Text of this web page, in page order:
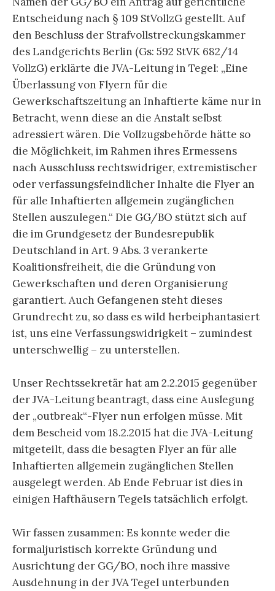
Entscheidung nach § 109 StVollzG gestellt. Auf
den Beschluss der Strafvollstreckungskammer
des Landgerichts Berlin (Gs: 592 StVK 682/14
VollzG) erklärte die JVA-Leitung in Tegel: „Eine
Überlassung von Flyern für die
Gewerkschaftszeitung an Inhaftierte käme nur in
Betracht, wenn diese an die Anstalt selbst
adressiert wären. Die Vollzugsbehörde hätte so
die Möglichkeit, im Rahmen ihres Ermessens
nach Ausschluss rechtswidriger, extremistischer
oder verfassungsfeindlicher Inhalte die Flyer an
für alle Inhaftierten allgemein zugänglichen
Stellen auszulegen.“ Die GG/BO stützt sich auf
die im Grundgesetz der Bundesrepublik
Deutschland in Art. 9 Abs. 3 verankerte
Koalitionsfreiheit, die die Gründung von
Gewerkschaften und deren Organisierung
garantiert. Auch Gefangenen steht dieses
Grundrecht zu, so dass es wild herbeiphantasiert
ist, uns eine Verfassungswidrigkeit – zumindest
unterschwellig – zu unterstellen.
Unser Rechtssekretär hat am 2.2.2015 gegenüber
der JVA-Leitung beantragt, dass eine Auslegung
der „outbreak“-Flyer nun erfolgen müsse. Mit
dem Bescheid vom 18.2.2015 hat die JVA-Leitung
mitgeteilt, dass die besagten Flyer an für alle
Inhaftierten allgemein zugänglichen Stellen
ausgelegt werden. Ab Ende Februar ist dies in
einigen Hafthäusern Tegels tatsächlich erfolgt.
Wir fassen zusammen: Es konnte weder die
formaljuristisch korrekte Gründung und
Ausrichtung der GG/BO, noch ihre massive
Ausdehnung in der JVA Tegel unterbunden